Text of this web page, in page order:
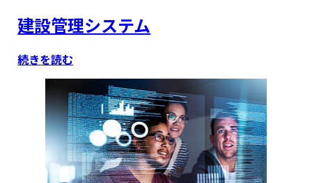
建設管理システム
続きを読む